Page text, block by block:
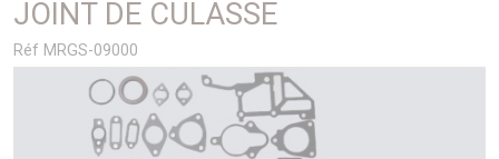
JOINT DE CULASSE
Réf MRGS-09000